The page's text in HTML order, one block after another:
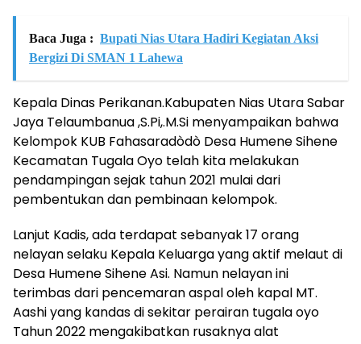
Baca Juga : Bupati Nias Utara Hadiri Kegiatan Aksi
Bergizi Di SMAN 1 Lahewa
Kepala Dinas Perikanan.Kabupaten Nias Utara Sabar
Jaya Telaumbanua ,S.Pi,.M.Si menyampaikan bahwa
Kelompok KUB Fahasaradòdò Desa Humene Sihene
Kecamatan Tugala Oyo telah kita melakukan
pendampingan sejak tahun 2021 mulai dari
pembentukan dan pembinaan kelompok.
Lanjut Kadis, ada terdapat sebanyak 17 orang
nelayan selaku Kepala Keluarga yang aktif melaut di
Desa Humene Sihene Asi. Namun nelayan ini
terimbas dari pencemaran aspal oleh kapal MT.
Aashi yang kandas di sekitar perairan tugala oyo
Tahun 2022 mengakibatkan rusaknya alat